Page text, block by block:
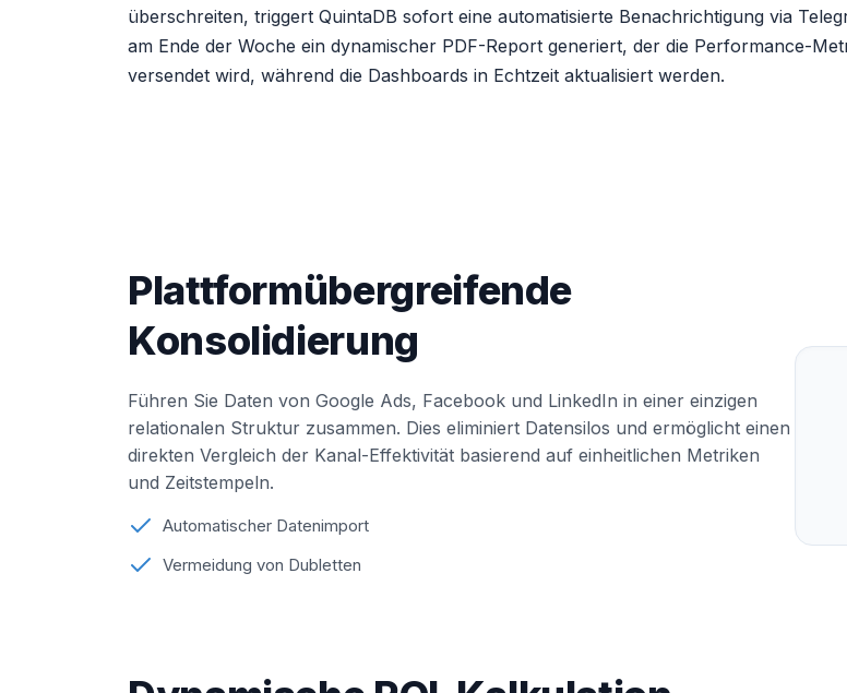
überschreiten, triggert QuintaDB sofort eine automatisierte Benachrichtigung via
am Ende der Woche ein dynamischer PDF-Report generiert, der die Performance-
versendet wird, während die Dashboards in Echtzeit aktualisiert werden.
Plattformübergreifende
Konsolidierung
Führen Sie Daten von Google Ads, Facebook und LinkedIn in einer einzigen
relationalen Struktur zusammen. Dies eliminiert Datensilos und ermöglicht einen
direkten Vergleich der Kanal-Effektivität basierend auf einheitlichen Metriken
und Zeitstempeln.
Automatischer Datenimport
Vermeidung von Dubletten